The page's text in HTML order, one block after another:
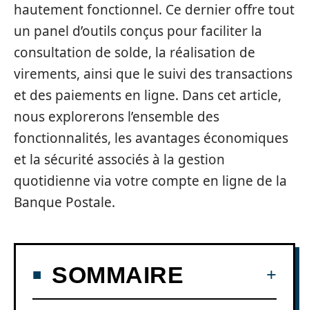
hautement fonctionnel. Ce dernier offre tout
un panel d’outils conçus pour faciliter la
consultation de solde, la réalisation de
virements, ainsi que le suivi des transactions
et des paiements en ligne. Dans cet article,
nous explorerons l’ensemble des
fonctionnalités, les avantages économiques
et la sécurité associés à la gestion
quotidienne via votre compte en ligne de la
Banque Postale.
SOMMAIRE